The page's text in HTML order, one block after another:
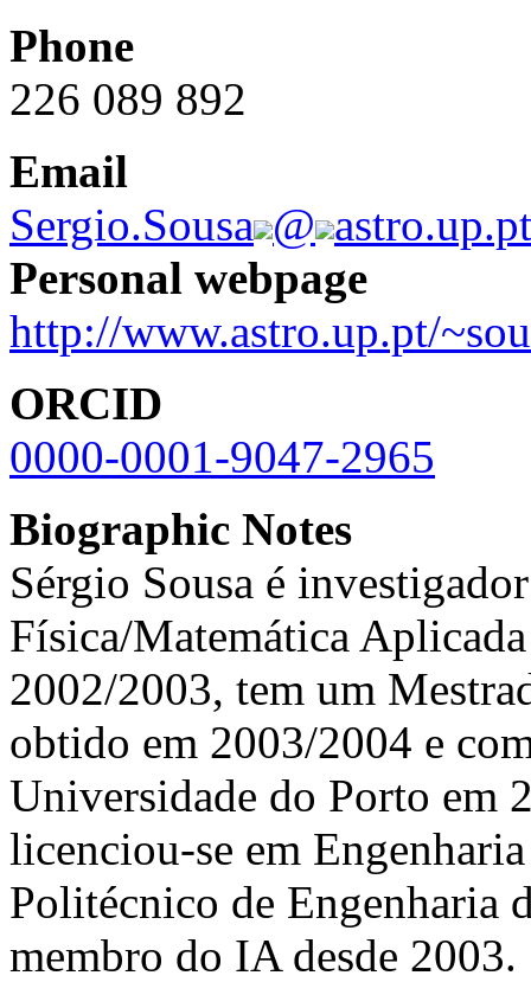
Phone
226 089 892
Email
Sergio.Sousa @ astro.up.pt
Personal webpage
http://www.astro.up.pt/
ORCID
0000-0001-9047-2965
Biographic Notes
Sérgio Sousa é
Física/Matemática
2002/2003, tem um
obtido em 2003/2004 e
Universidade do Porto em
licenciou-se em
Politécnico de Engenharia
membro do IA desde 2003.